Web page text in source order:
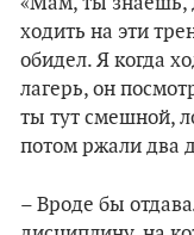
ходить на эти
обидел. Я когда
лагерь, он
ты тут смешной,
потом ржали два
– Вроде бы